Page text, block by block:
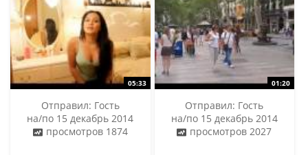
Отправил: Гость
на/по 15 декабрь 2014
просмотров 1874
Отправил: Гость
на/по 15 декабрь 2014
просмотров 2027